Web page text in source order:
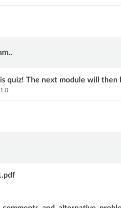
quiz! The next module will then
1.0